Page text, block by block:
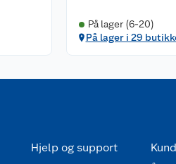
På lager (6-20)
På lager i 29
Hjelp og support